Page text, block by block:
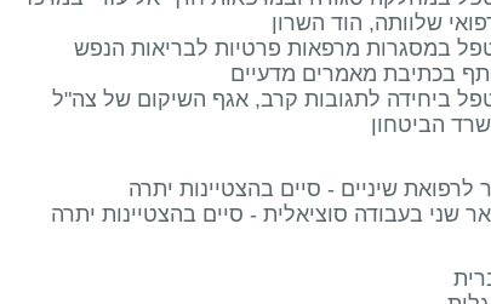
שלוותה, הוד השרון
במסגרות מרפאות פרטיות לבריאות הנפש
בכתיבת מאמרים מדעיים
ביחידה לתגובות קרב, אגף השיקום של צה"ל
הביטחון
לרפואת שיניים - סיים בהצטיינות יתרה
שני בעבודה סוציאלית - סיים בהצטיינות יתרה